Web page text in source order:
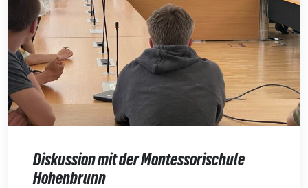
Diskussion mit der Montessorischule
Hohenbrunn